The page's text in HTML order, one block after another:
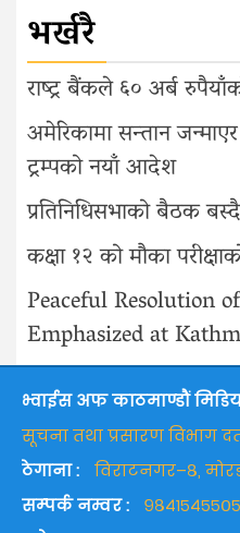
भर्खरै
राष्ट्र बैंकले ६० अर्ब
अमेरिकामा सन्तान जन्माएर
ट्रम्पको नयाँ आदेश
प्रतिनिधिसभाको बैठक बस्दै
कक्षा १२ को मौका
Peaceful Resolution
Emphasized at
भ्वाईस अफ काठमाण्डौं
सूचना तथा प्रसारण विभाग
ठेगाना :
विराटनगर–८,
सम्पर्क नम्वर :
९८४१५४५५०५